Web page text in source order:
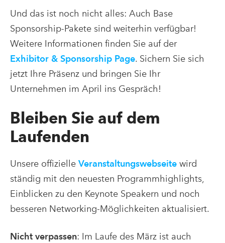
Und das ist noch nicht alles: Auch Base
Sponsorship-Pakete sind weiterhin verfügbar!
Weitere Informationen finden Sie auf der
Exhibitor & Sponsorship Page. Sichern Sie sich
jetzt Ihre Präsenz und bringen Sie Ihr
Unternehmen im April ins Gespräch!
Bleiben Sie auf dem
Laufenden
Unsere offizielle Veranstaltungswebseite wird
ständig mit den neuesten Programmhighlights,
Einblicken zu den Keynote Speakern und noch
besseren Networking-Möglichkeiten aktualisiert.
Nicht verpassen: Im Laufe des März ist auch